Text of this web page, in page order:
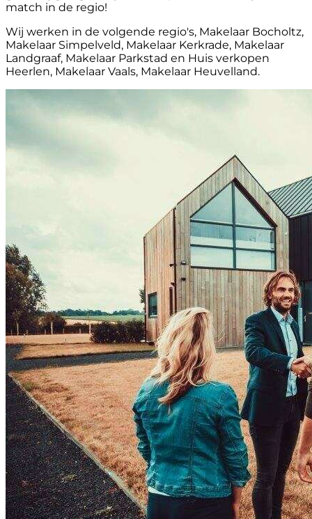
match in de regio!
Wij werken in de volgende regio's, Makelaar Bocholtz,
Makelaar Simpelveld, Makelaar Kerkrade, Makelaar
Landgraaf, Makelaar Parkstad en Huis verkopen
Heerlen, Makelaar Vaals, Makelaar Heuvelland.